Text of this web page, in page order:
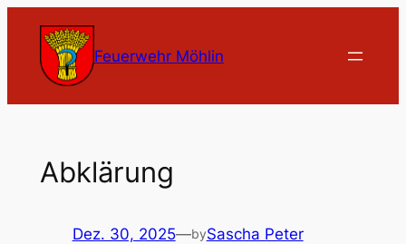
Inhalt
springen
Feuerwehr Möhlin
Abklärung
Dez. 30, 2025—bySascha Peter